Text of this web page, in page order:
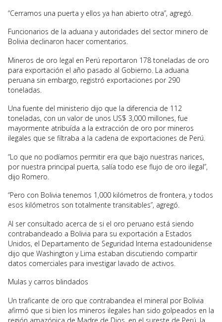
“Cerramos una puerta y ellos ya han abierto otra”, agregó.
Funcionarios de la aduana y autoridades del sector minero de
Bolivia declinaron hacer comentarios.
Mineros de oro legal en Perú reportaron 178 toneladas de oro
para exportación el año pasado al Gobierno. La aduana
peruana sin embargo, registró exportaciones por 290
toneladas.
Una fuente del ministerio dijo que la diferencia de 112
toneladas, con un valor de unos US$ 3,000 millones, fue
mayormente atribuída a la extracción de oro por mineros
ilegales que se filtraba a la cadena de exportaciones de Perú.
“Lo que no podíamos permitir era que bajo nuestras narices,
por nuestra principal puerta, salía todo ese flujo de oro ilegal”,
dijo Romero.
“Pero con Bolivia tenemos 1,000 kilómetros de frontera, y todos
esos kilómetros son totalmente transitables”, agregó.
Al ser consultado acerca de si el oro peruano está siendo
contrabandeado a Bolivia para su exportación a Estados
Unidos, el Departamento de Seguridad Interna estadounidense
dijo que Washington y Lima estaban discutiendo compartir
datos comerciales para investigar lavado de activos.
Mulas y carros blindados
Un traficante de oro que contrabandea el mineral por Bolivia
afirmó que si bien los mineros ilegales han sido golpeados en la
región amazónica de Madre de Dios, en el sureste de Perú, la